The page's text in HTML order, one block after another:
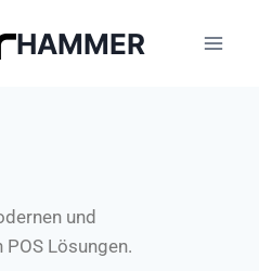
HAMMER
und
Lösungen.